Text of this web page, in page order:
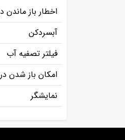
اخطار باز ماندن
آبسردکن
فیلتر تصفیه آب
امکان باز شدن
نمایشگر